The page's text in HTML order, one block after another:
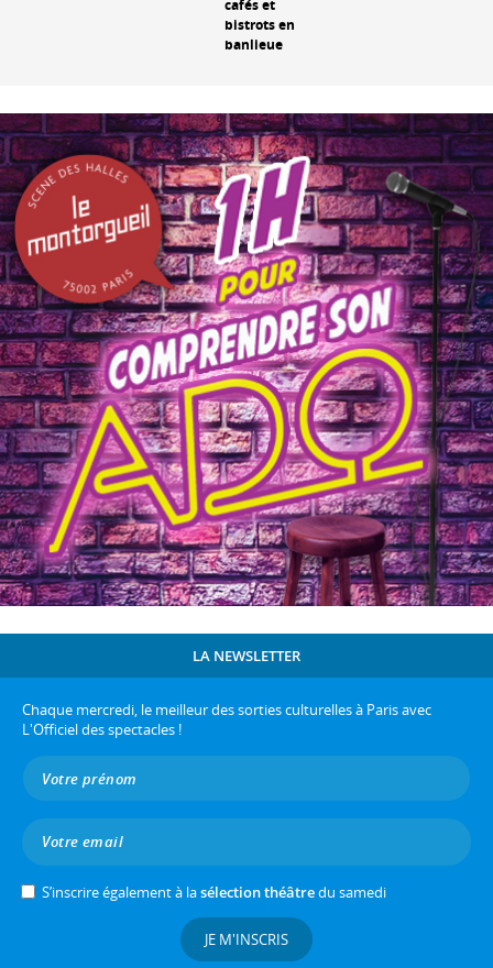
cafés et
bistrots en
banlieue
LA NEWSLETTER
Chaque mercredi, le meilleur des sorties culturelles à Paris avec
L'Officiel des spectacles !
S’inscrire également à lasélection théâtredu samedi
JE M'INSCRIS